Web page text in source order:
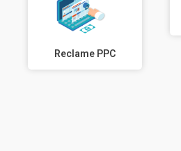
Reclame PPC